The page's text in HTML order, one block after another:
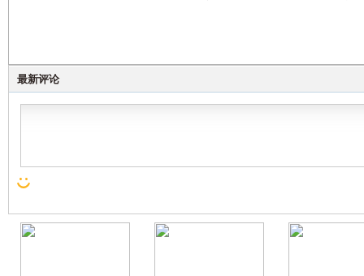
最新评论